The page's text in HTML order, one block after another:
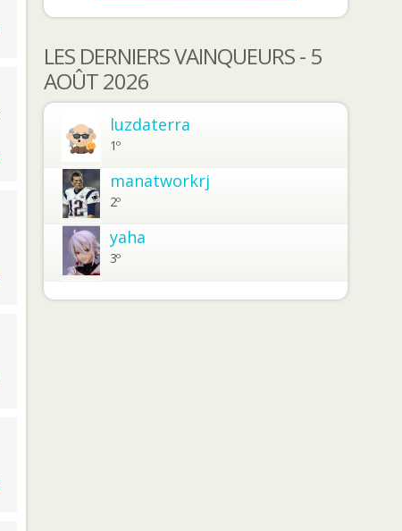
LES DERNIERS VAINQUEURS - 5
AOÛT 2026
luzdaterra
1º
manatworkrj
2º
yaha
3º